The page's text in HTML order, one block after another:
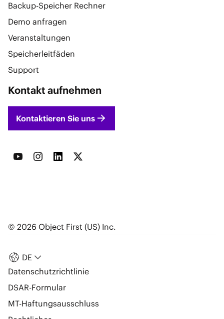
Backup-Speicher Rechner
Demo anfragen
Veranstaltungen
Speicherleitfäden
Support
Kontakt aufnehmen
Kontaktieren Sie uns
DE
Datenschutzrichtlinie
DSAR-Formular
MT-Haftungsausschluss
© 2026 Object First (US) Inc.